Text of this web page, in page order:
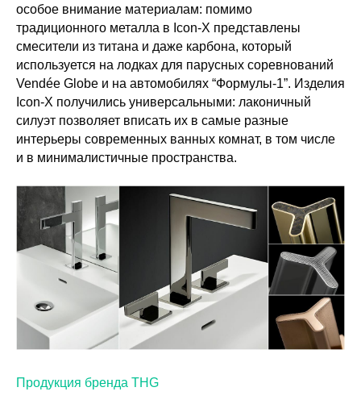
особое внимание материалам: помимо
традиционного металла в Icon-X представлены
смесители из титана и даже карбона, который
используется на лодках для парусных соревнований
Vendée Globe и на автомобилях “Формулы-1”. Изделия
Icon-X получились универсальными: лаконичный
силуэт позволяет вписать их в самые разные
интерьеры современных ванных комнат, в том числе
и в минималистичные пространства.
Продукция бренда THG